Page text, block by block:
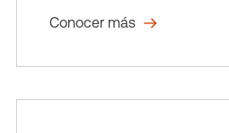
Conocer más